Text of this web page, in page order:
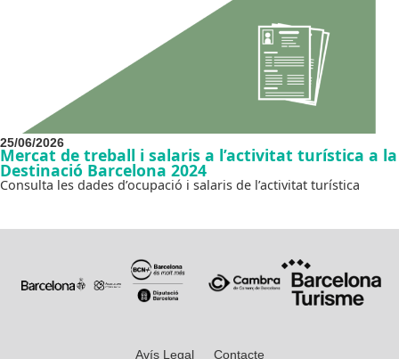
25/06/2026
Mercat de treball i salaris a l’activitat turística a la
Destinació Barcelona 2024
Consulta les dades d’ocupació i salaris de l’activitat turística
Avís Legal Contacte